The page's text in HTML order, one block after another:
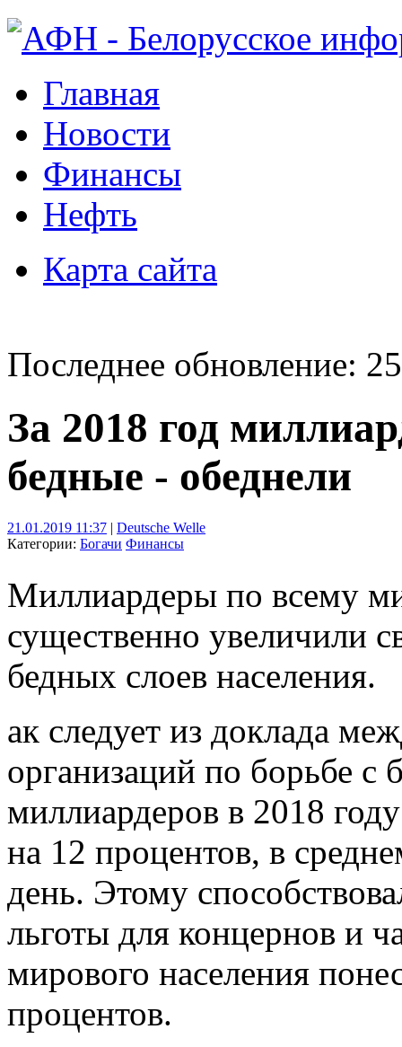
Главная
Новости
Финансы
Нефть
Карта сайта
Последнее обновление:
За 2018 год
бедные - обеднели
21.01.2019 11:37 | Deutsche Welle
Категории: Богачи Финансы
Миллиардеры по всему
существенно увеличили
бедных слоев населения.
ак следует из доклада
организаций по борьбе с
миллиардеров в 2018
на 12 процентов, в
день. Этому
льготы для концернов и
мирового населения
процентов.